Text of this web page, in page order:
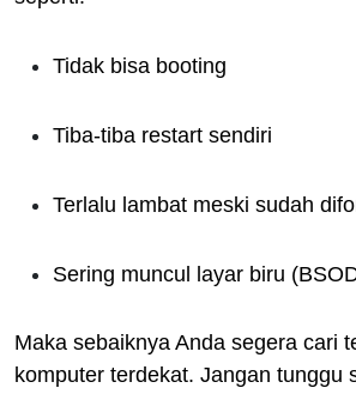
Tidak bisa booting
Tiba-tiba restart sendiri
Terlalu lambat meski sudah
Sering muncul layar biru
Maka sebaiknya Anda segera cari
komputer terdekat. Jangan tunggu